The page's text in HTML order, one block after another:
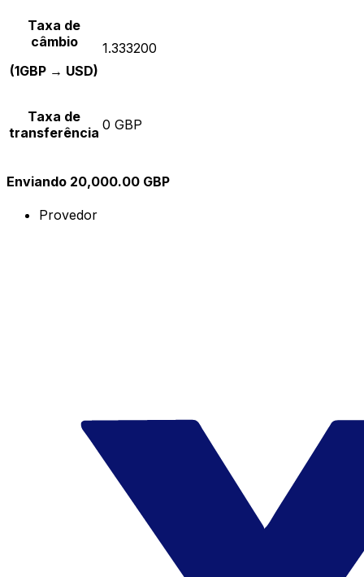
Taxa de
câmbio
(1GBP → USD)
1.333200
Taxa de
transferência 0 GBP
Enviando 20,000.00 GBP
Provedor